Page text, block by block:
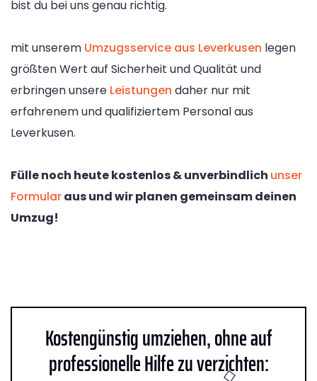
bist du bei uns genau richtig.
mit unserem Umzugsservice aus Leverkusen legen
größten Wert auf Sicherheit und Qualität und
erbringen unsere Leistungen daher nur mit
erfahrenem und qualifiziertem Personal aus
Leverkusen.
Fülle noch heute kostenlos & unverbindlich unser
Formularaus und wir planen gemeinsam deinen
Umzug!
Kostengünstig umziehen, ohne auf
professionelle Hilfe zu verzichten: